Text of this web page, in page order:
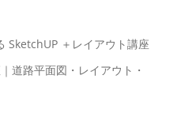
SketchUP ＋レイアウト講座
道路平面図・レイアウト・